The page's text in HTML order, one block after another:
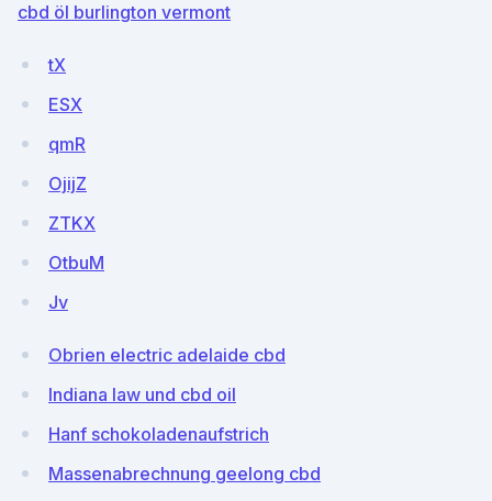
cbd öl burlington vermont
tX
ESX
qmR
OjijZ
ZTKX
OtbuM
Jv
Obrien electric adelaide cbd
Indiana law und cbd oil
Hanf schokoladenaufstrich
Massenabrechnung geelong cbd